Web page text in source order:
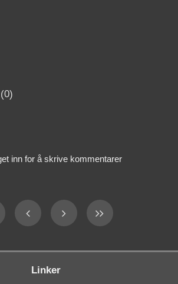
inn for å skrive kommentarer
Linker